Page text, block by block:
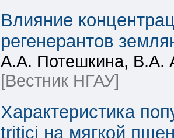
Влияние
регенерантов
А.А. Потешкина, В.А.
[Вестник НГАУ]
Характеристика
tritici на мягкой